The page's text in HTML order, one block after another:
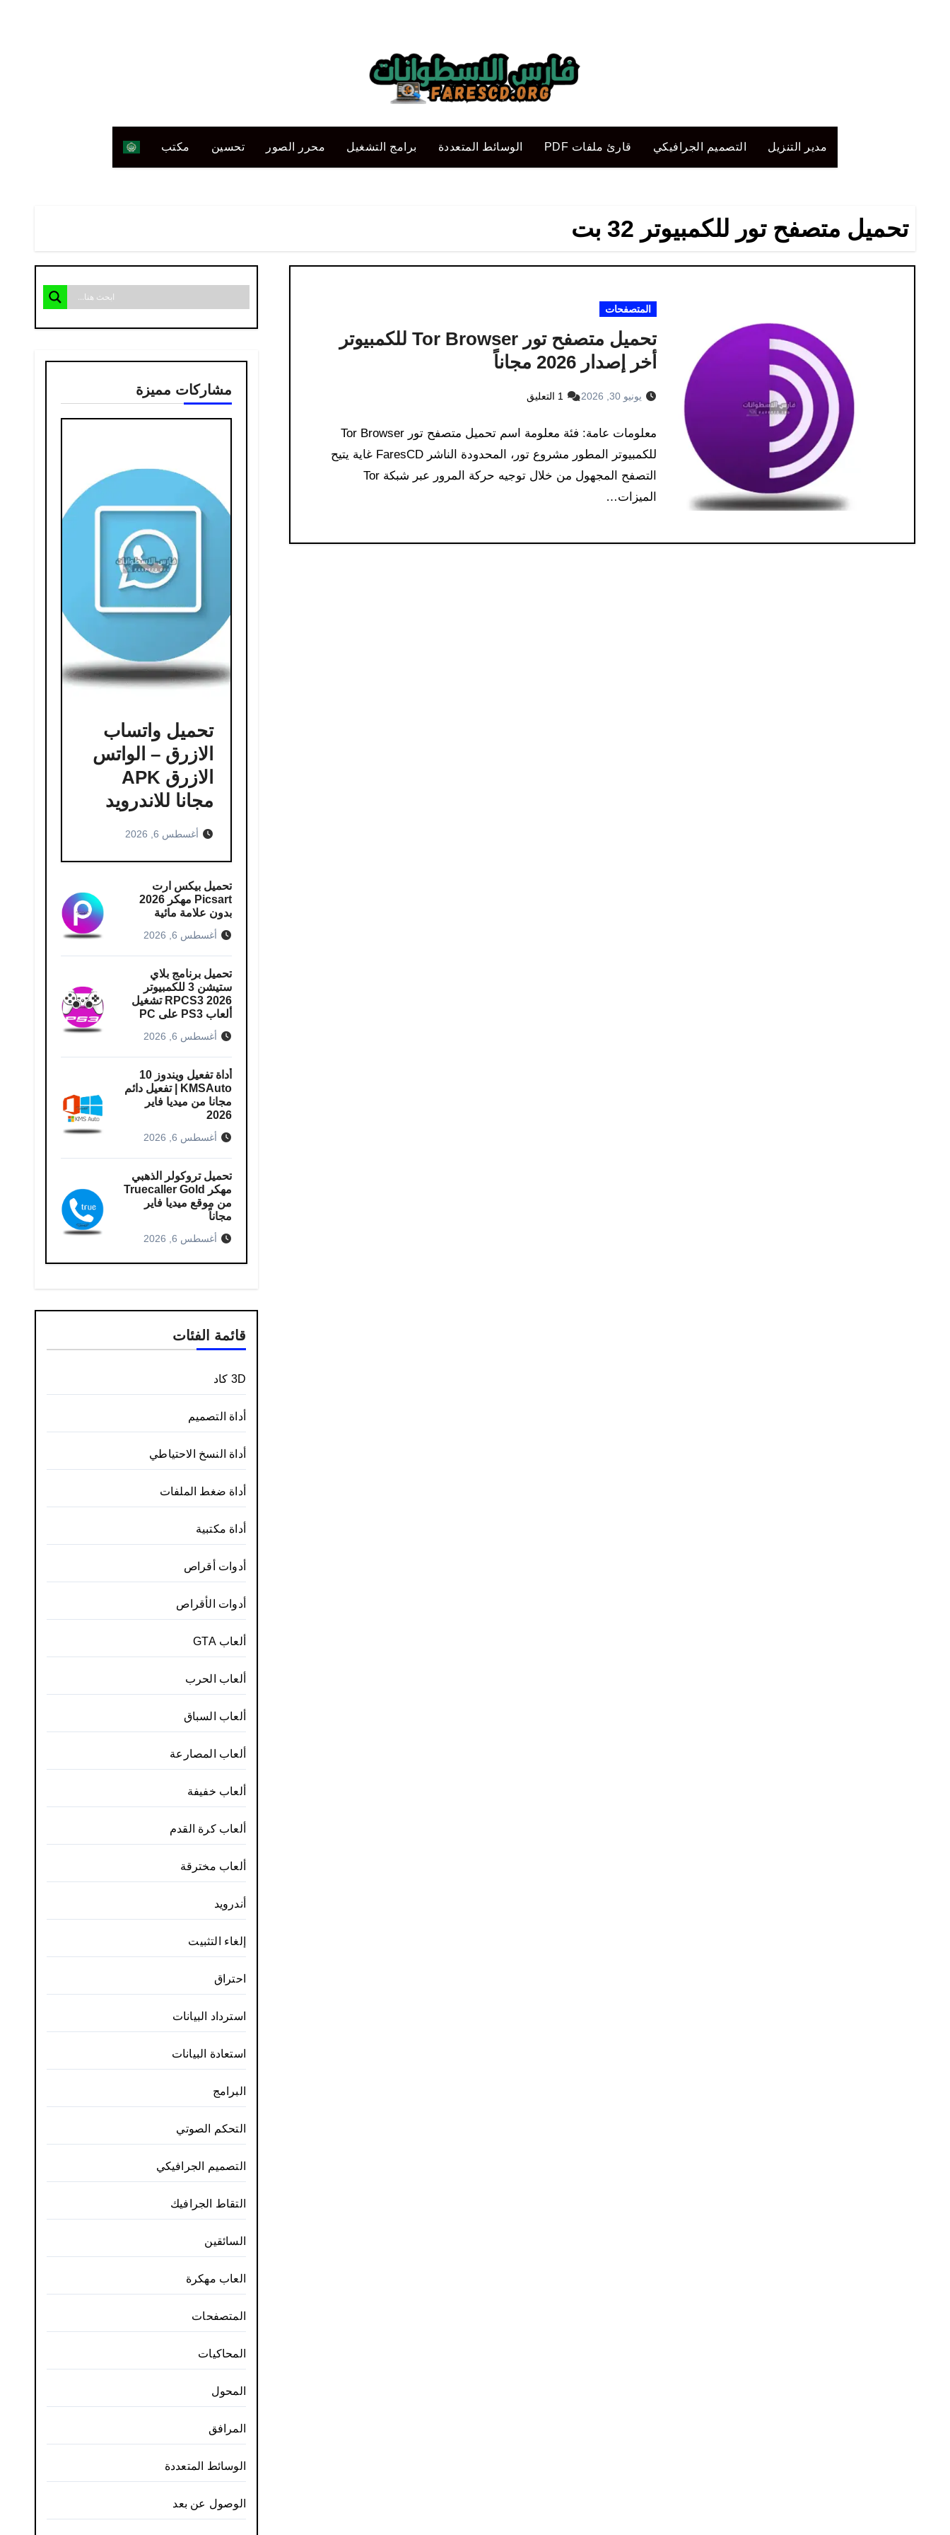
مدير التنزيل التصميم الجرافيكي قارئ ملفات PDF الوسائط المتعددة برامج التشغيل محرر الصور تحسين مكتب
تحميل متصفح تور للكمبيوتر 32 بت
المتصفحات
تحميل متصفح تور Tor Browser للكمبيوتر
أخر إصدار 2026 مجاناً
يونيو 30, 2026 1 التعليق
معلومات عامة: فئة معلومة اسم تحميل متصفح تور Tor Browser
للكمبيوتر المطور مشروع تور، المحدودة الناشر FaresCD غاية يتيح
التصفح المجهول من خلال توجيه حركة المرور عبر شبكة Tor
الميزات…
مشاركات مميزة
تحميل واتساب
الازرق – الواتس
الازرق APK
مجانا للاندرويد
أغسطس 6, 2026
تحميل بيكس ارت
Picsart مهكر 2026
بدون علامة مائية
أغسطس 6, 2026
تحميل برنامج بلاي
ستيشن 3 للكمبيوتر
RPCS3 2026 تشغيل
ألعاب PS3 على PC
أغسطس 6, 2026
أداة تفعيل ويندوز 10
KMSAuto | تفعيل دائم
مجانا من ميديا فاير
2026
أغسطس 6, 2026
تحميل تروكولر الذهبي
مهكر Truecaller Gold
من موقع ميديا فاير
مجاناً
أغسطس 6, 2026
قائمة الفئات
3D كاد
أداة التصميم
أداة النسخ الاحتياطي
أداة ضغط الملفات
أداة مكتبية
أدوات أقراص
أدوات الأقراص
ألعاب GTA
ألعاب الحرب
ألعاب السباق
ألعاب المصارعة
ألعاب خفيفة
ألعاب كرة القدم
ألعاب مخترقة
أندرويد
إلغاء التثبيت
احتراق
استرداد البيانات
استعادة البيانات
البرامج
التحكم الصوتي
التصميم الجرافيكي
التقاط الجرافيك
السائقين
العاب مهكرة
المتصفحات
المحاكيات
المحول
المرافق
الوسائط المتعددة
الوصول عن بعد